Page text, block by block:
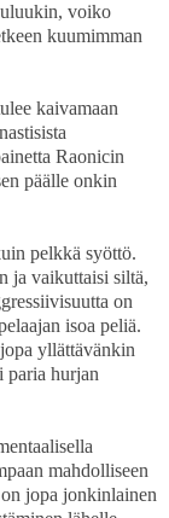
voiko
kuumimman
kaivamaan
Raonicin
päälle onkin
pelkkä syöttö.
ja vaikuttaisi siltä,
on
isoa peliä.
yllättävänkin
paria hurjan
mahdolliseen
jopa jonkinlainen